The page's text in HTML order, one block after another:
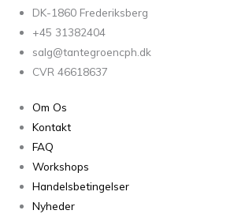
DK-1860 Frederiksberg
+45 31382404
salg@tantegroencph.dk
CVR 46618637
Om Os
Kontakt
FAQ
Workshops
Handelsbetingelser
Nyheder